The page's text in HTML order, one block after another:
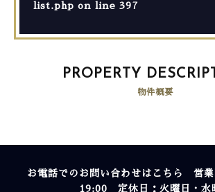
list.php on line 397
PROPERTY
物件概要
お電話でのお問い合わせはこちら 営
19:00 定休日：火曜日・水